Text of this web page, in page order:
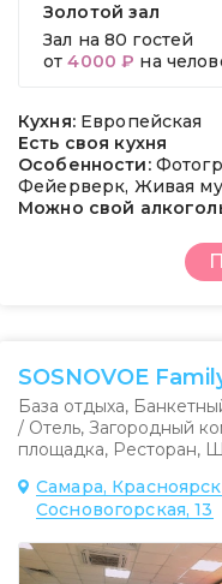
Золотой зал
Зал на 80 гостей
от4000 ₽ на
Кухня: Европейская
Есть своя кухня
Особенности:
Фейерверк, Живая
Можно свой
SOSNOVOE
База отдыха,
/ Отель, Загородный
площадка, Ресторан,
Самара,
Сосновогорская, 13